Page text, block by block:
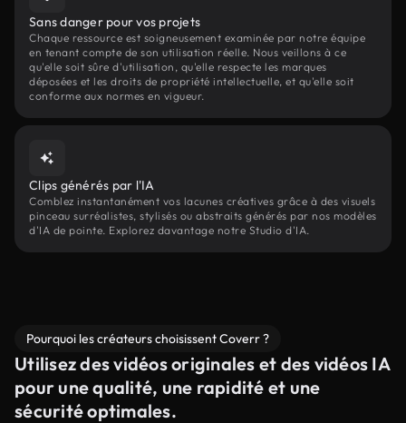
Sans danger pour vos projets
Chaque ressource est soigneusement examinée par notre équipe
en tenant compte de son utilisation réelle. Nous veillons à ce
qu'elle soit sûre d'utilisation, qu'elle respecte les marques
déposées et les droits de propriété intellectuelle, et qu'elle soit
conforme aux normes en vigueur.
Clips générés par l'IA
Comblez instantanément vos lacunes créatives grâce à des visuels
pinceau surréalistes, stylisés ou abstraits générés par nos modèles
d'IA de pointe. Explorez davantage notre Studio d'IA.
Pourquoi les créateurs choisissent Coverr ?
Utilisez des vidéos originales et des vidéos IA
pour une qualité, une rapidité et une
sécurité optimales.